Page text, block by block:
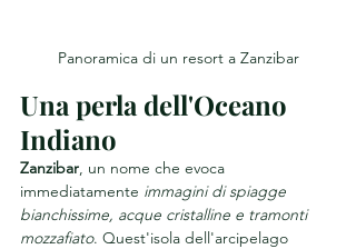
Panoramica di un resort a Zanzibar
Una perla dell'Oceano
Indiano
Zanzibar, un nome che evoca
immediatamente immagini di spiagge
bianchissime, acque cristalline e tramonti
mozzafiato. Quest'isola dell'arcipelago